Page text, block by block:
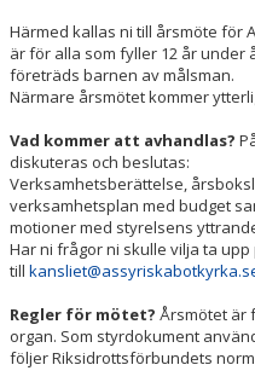
Härmed kallas ni till årsmöte för
är för alla som fyller 12 år under
företräds barnen av målsman.
Närmare årsmötet kommer
Vad kommer att avhandlas?
diskuteras och beslutas:
Verksamhetsberättelse,
verksamhetsplan med budget
motioner med styrelsens
Har ni frågor ni skulle vilja ta
till
Regler för mötet? Årsmötet är
organ. Som styrdokument
följer Riksidrottsförbundets